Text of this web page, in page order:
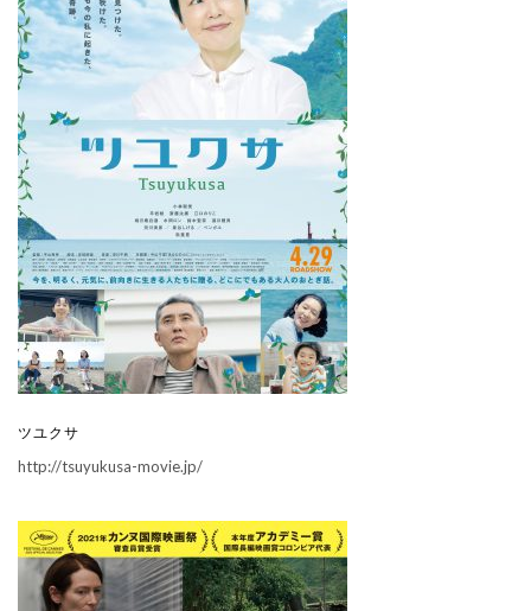
ツユクサ
http://tsuyukusa-movie.jp/